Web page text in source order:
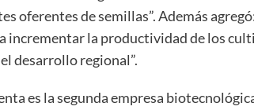
oferentes de semillas”. Además
incrementar la productividad de los
desarrollo regional”.
es la segunda empresa